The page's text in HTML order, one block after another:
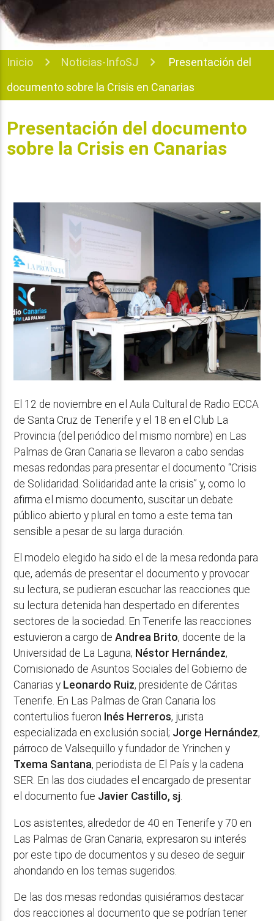
Inicio Noticias-InfoSJ
Presentación del
documento sobre la Crisis en Canarias
Presentación del documento
sobre la Crisis en Canarias
El 12 de noviembre en el Aula Cultural de Radio ECCA
de Santa Cruz de Tenerife y el 18 en el Club La
Provincia (del periódico del mismo nombre) en Las
Palmas de Gran Canaria se llevaron a cabo sendas
mesas redondas para presentar el documento “Crisis
de Solidaridad. Solidaridad ante la crisis” y, como lo
afirma el mismo documento, suscitar un debate
público abierto y plural en torno a este tema tan
sensible a pesar de su larga duración.
El modelo elegido ha sido el de la mesa redonda para
que, además de presentar el documento y provocar
su lectura, se pudieran escuchar las reacciones que
su lectura detenida han despertado en diferentes
sectores de la sociedad. En Tenerife las reacciones
estuvieron a cargo deAndrea Brito, docente de la
Universidad de La Laguna; Néstor Hernández,
Comisionado de Asuntos Sociales del Gobierno de
Canarias y Leonardo Ruiz, presidente de Cáritas
Tenerife. En Las Palmas de Gran Canaria los
contertulios fueron Inés Herreros, jurista
especializada en exclusión social; Jorge Hernández,
párroco de Valsequillo y fundador de Yrinchen y
Txema Santana, periodista de El País y la cadena
SER. En las dos ciudades el encargado de presentar
el documento fue Javier Castillo, sj.
Los asistentes, alrededor de 40 en Tenerife y 70 en
Las Palmas de Gran Canaria, expresaron su interés
por este tipo de documentos y su deseo de seguir
ahondando en los temas sugeridos.
De las dos mesas redondas quisiéramos destacar
dos reacciones al documento que se podrían tener